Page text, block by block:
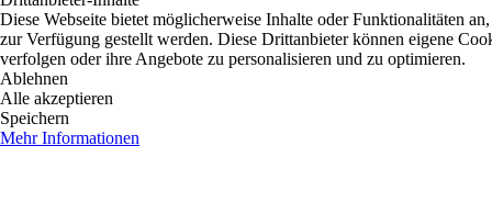
Diese Webseite bietet möglicherweise Inhalte oder Funktionalitäten
zur Verfügung gestellt werden. Diese Drittanbieter können eigene
verfolgen oder ihre Angebote zu personalisieren und zu optimieren.
Ablehnen
Alle akzeptieren
Speichern
Mehr Informationen